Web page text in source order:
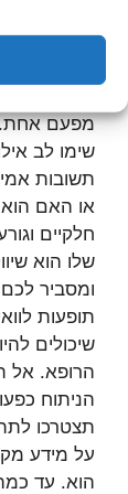
המנתח
היקר לכם
מפעם אחת.
שימו לב
תשובות
או האם
חלקיים
שלו הוא
ומסביר
תופעות
שיכולים
הרופא. אל
הניתוח
תצטרכו
על מידע
הוא. עד